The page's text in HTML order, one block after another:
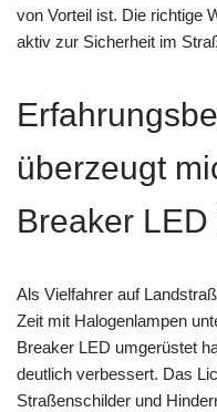
von Vorteil ist. Die richtige
aktiv zur Sicherheit im
überzeugt
Breaker LED
Als Vielfahrer auf
Zeit mit Halogenlampen
Breaker LED umgerüstet
deutlich verbessert. Das
Straßenschilder und